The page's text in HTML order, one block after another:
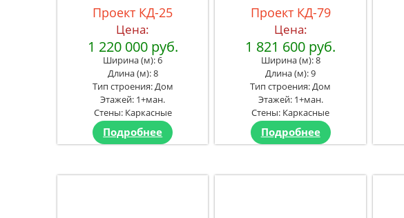
Проект КД-25
Цена:
1 220 000 руб.
Ширина (м): 6
Длина (м): 8
Тип строения: Дом
Этажей: 1+ман.
Стены: Каркасные
Подробнее
Проект КД-79
Цена:
1 821 600 руб.
Ширина (м): 8
Длина (м): 9
Тип строения: Дом
Этажей: 1+ман.
Стены: Каркасные
Подробнее